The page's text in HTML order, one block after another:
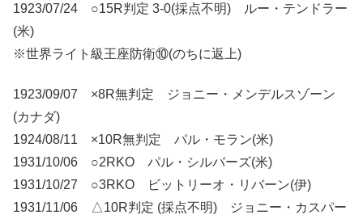
1923/07/24 ○15R判定 3-0(採点不明) ルー・テンドラー
(米)
※世界ライト級王座防衛⑩(のちに返上)
1923/09/07 ×8R無判定 ジョニー・メンデルスゾーン
(カナダ)
1924/08/11 ×10R無判定 パル・モラン(米)
1931/10/06 ○2RKO パル・シルバーズ(米)
1931/10/27 ○3RKO ビットリーオ・リバーン(伊)
1931/11/06 △10R判定 (採点不明) ジョニー・カスパー